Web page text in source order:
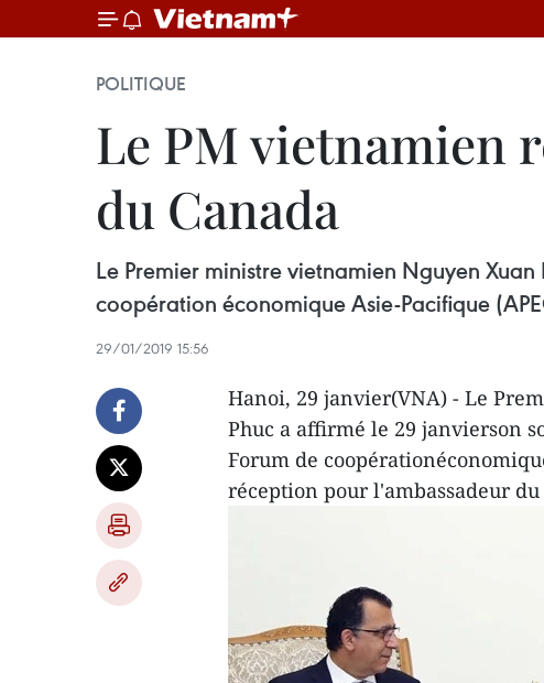
POLITIQUE
Le PM vietnamien
du Canada
Le Premier ministre vietnamien Nguyen
coopération économique Asie-Pacifique
29/01/2019 15:56
Hanoi, 29 janvier(VNA) - Le
Phuc a affirmé le 29 janvierson
Forum de
réception pour l'ambassadeur